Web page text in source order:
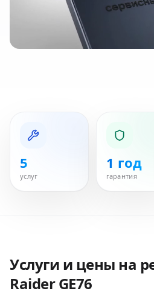
5
услуг
1 год
гарантия
Услуги и цены на
Raider GE76